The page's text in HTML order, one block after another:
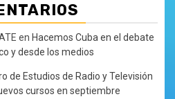
en Hacemos Cuba en el debate
y desde los medios
de Estudios de Radio y Televisión
cursos en septiembre